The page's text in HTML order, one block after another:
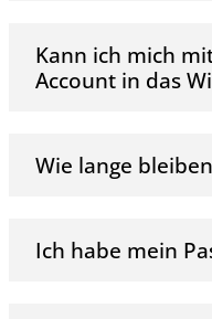
Kann ich mich
Account in das
Wie lange
Ich habe mein